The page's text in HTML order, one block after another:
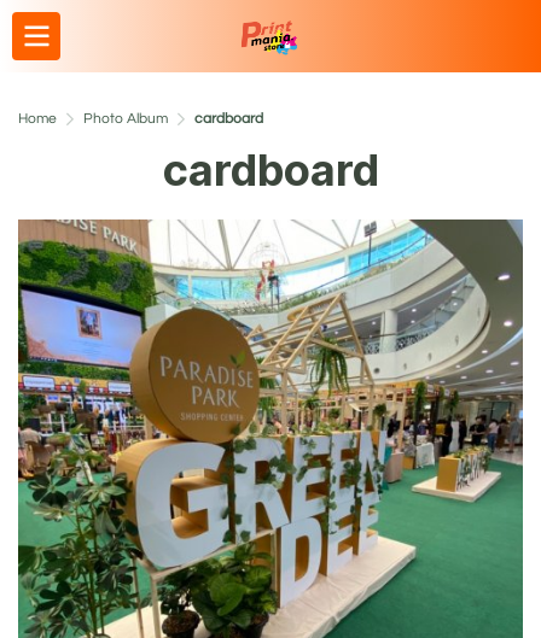
Home Photo Album cardboard
cardboard